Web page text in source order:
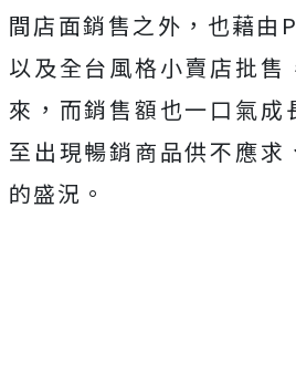
間店面銷售之外，也藉由
以及全台風格小賣店批售
來，而銷售額也一口氣成
至出現暢銷商品供不應求
的盛況。